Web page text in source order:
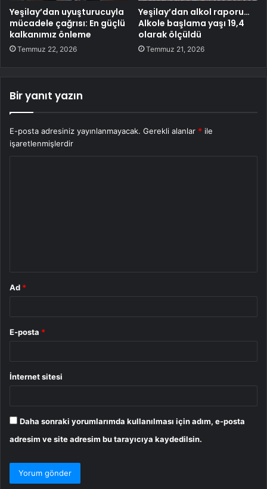
Yeşilay’dan uyuşturucuyla
mücadele çağrısı: En güçlü
kalkanımız önleme
Temmuz 22, 2026
Yeşilay’dan alkol raporu…
Alkole başlama yaşı 19,4
olarak ölçüldü
Temmuz 21, 2026
Bir yanıt yazın
E-posta adresiniz yayınlanmayacak. Gerekli alanlar * ile
işaretlenmişlerdir
Ad *
E-posta *
İnternet sitesi
Daha sonraki yorumlarımda kullanılması için adım, e-posta
adresim ve site adresim bu tarayıcıya kaydedilsin.